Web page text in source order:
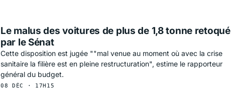
Le malus des voitures de plus de 1,8 tonne retoqué
par le Sénat
Cette disposition est jugée ""mal venue au moment où avec la crise
sanitaire la filière est en pleine restructuration", estime le rapporteur
général du budget.
08 DÉC · 17H15